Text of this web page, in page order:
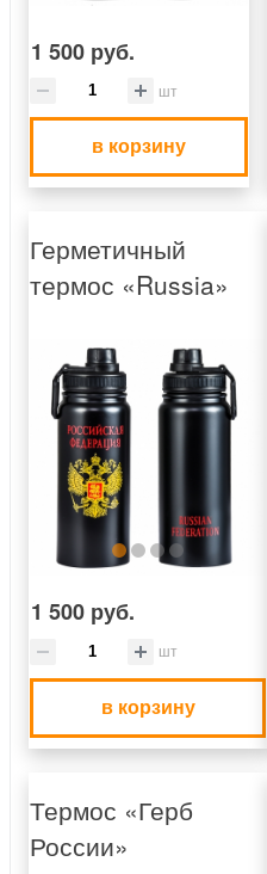
1 500 руб.
шт
в корзину
Герметичный
термос «Russia»
1 500 руб.
шт
в корзину
Термос «Герб
России»